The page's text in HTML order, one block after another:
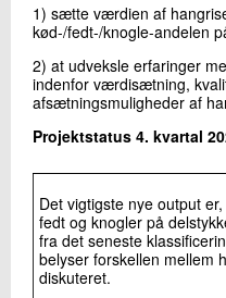
Send e-mail
1) sætte værdien af
kød-/fedt-/knogle-andelen
2) at udveksle erfaringer
indenfor værdisætning,
afsætningsmuligheder af
Projektstatus 4. kvartal
Det vigtigste nye output
fedt og knogler på
fra det seneste
belyser forskellen mellem
diskuteret.